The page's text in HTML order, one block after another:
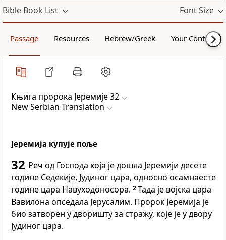
Bible Book List Font Size
Passage Resources Hebrew/Greek Your Content
Књига пророка Јеремије 32
New Serbian Translation
Јеремија купује поље
32 Реч од Господа која је дошла Јеремији десете
године Седекије, Јудиног цара, односно осамнаесте
године цара Навуходоносора. 2Тада је војска цара
Вавилона опседала Јерусалим. Пророк Јеремија је
био затворен у дворишту за стражу, које је у двору
Јудиног цара.